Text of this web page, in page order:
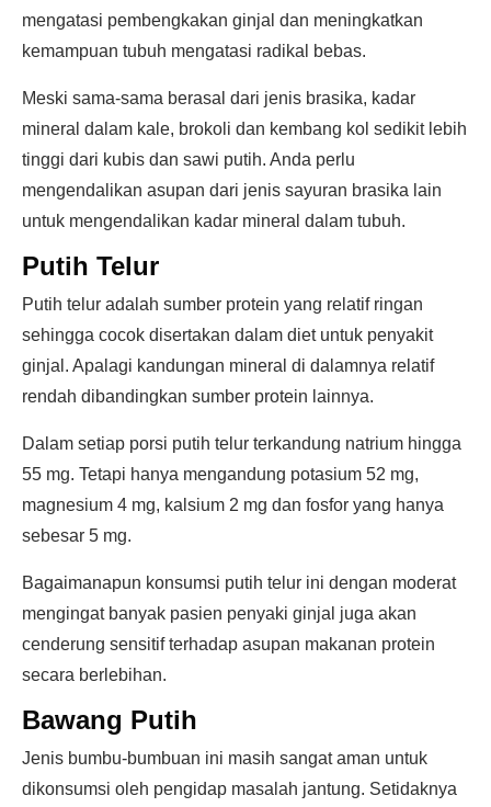
mengatasi pembengkakan ginjal dan meningkatkan
kemampuan tubuh mengatasi radikal bebas.
Meski sama-sama berasal dari jenis brasika, kadar
mineral dalam kale, brokoli dan kembang kol sedikit lebih
tinggi dari kubis dan sawi putih. Anda perlu
mengendalikan asupan dari jenis sayuran brasika lain
untuk mengendalikan kadar mineral dalam tubuh.
Putih Telur
Putih telur adalah sumber protein yang relatif ringan
sehingga cocok disertakan dalam diet untuk penyakit
ginjal. Apalagi kandungan mineral di dalamnya relatif
rendah dibandingkan sumber protein lainnya.
Dalam setiap porsi putih telur terkandung natrium hingga
55 mg. Tetapi hanya mengandung potasium 52 mg,
magnesium 4 mg, kalsium 2 mg dan fosfor yang hanya
sebesar 5 mg.
Bagaimanapun konsumsi putih telur ini dengan moderat
mengingat banyak pasien penyaki ginjal juga akan
cenderung sensitif terhadap asupan makanan protein
secara berlebihan.
Bawang Putih
Jenis bumbu-bumbuan ini masih sangat aman untuk
dikonsumsi oleh pengidap masalah jantung. Setidaknya